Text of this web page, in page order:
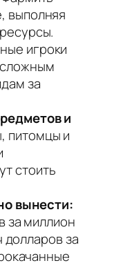
выполняя
игроки
за
и
питомцы и
стоить
вынести:
за миллион
долларов за